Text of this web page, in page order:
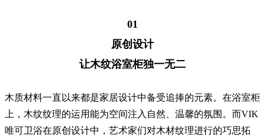
01
原创设计
让木纹浴室柜独一无二
木质材料一直以来都是家居设计中备受追捧的元素。在浴室柜
上，木纹纹理的运用能为空间注入自然、温馨的氛围。而VIK
唯可卫浴在原创设计中，艺术家们对木材纹理进行的巧思拓